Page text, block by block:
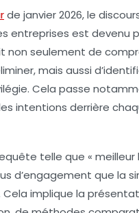
de janvier 2026, le
entreprises est devenu
non seulement de
mais aussi
Cela passe
intentions derrière
telle que « meilleur
d’engagement que la
implique la